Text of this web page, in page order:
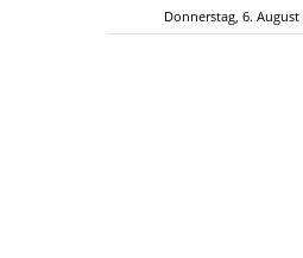
Donnerstag, 6. August